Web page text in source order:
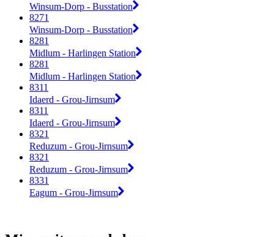
Winsum-Dorp - Busstation
8271
Winsum-Dorp - Busstation
8281
Midlum - Harlingen Station
8281
Midlum - Harlingen Station
8311
Idaerd - Grou-Jirnsum
8311
Idaerd - Grou-Jirnsum
8321
Reduzum - Grou-Jirnsum
8321
Reduzum - Grou-Jirnsum
8331
Eagum - Grou-Jirnsum